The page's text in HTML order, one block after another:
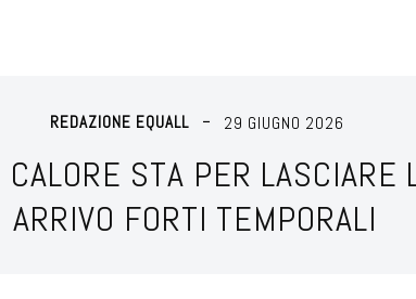
REDAZIONE EQUALL 29 GIUGNO 2026
CALORE STA PER LASCIARE
ARRIVO FORTI TEMPORALI